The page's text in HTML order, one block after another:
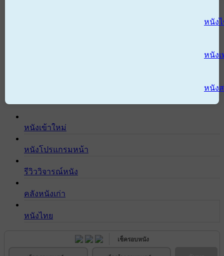
หนัง
หนังเ
หนัง
หนังเข้าใหม่
หนังโปรแกรมหน้า
รีวิววิจารณ์หนัง
คลังหนังเก่า
หนังไทย
เช็ครอบหนัง